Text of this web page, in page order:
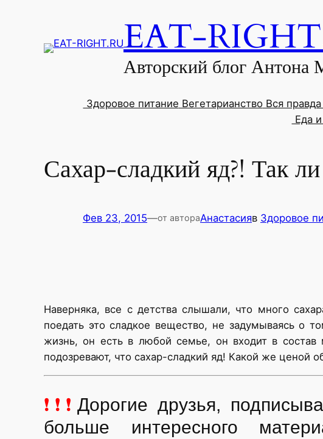
EAT-
Авторский блог Антона
Здоровое питание ВегетарианствоВся правда
Еда
Сахар-сладкий яд?! Так ли
Фев 23, 2015—от автораАнастасияв Здоровое
Наверняка, все с детства слышали, что много
поедать это сладкое вещество, не задумываясь о
жизнь, он есть в любой семье, он входит в
подозревают, что сахар-сладкий яд! Какой же ценой
❗❗❗ Дорогие друзья,
больше интересного